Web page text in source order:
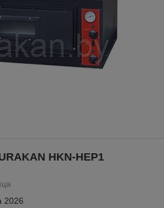
HKN-HEP1
2026